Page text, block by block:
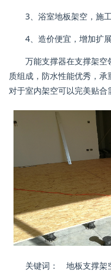
3、浴室地板架空，施
4、造价便宜，增加扩展
万能支撑器在支撑架
质组成，防水性能优秀，承
对于室内架空可以完美贴合
关键词： 地板支撑架